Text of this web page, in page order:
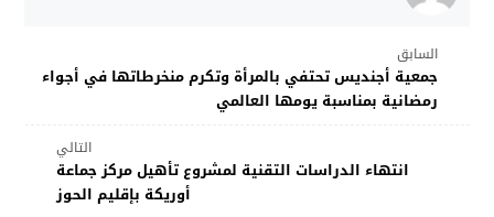
السابق
جمعية أجنديس تحتفي بالمرأة وتكرم منخرطاتها في أجواء
رمضانية بمناسبة يومها العالمي
التالي
انتهاء الدراسات التقنية لمشروع تأهيل مركز جماعة
أوريكة بإقليم الحوز